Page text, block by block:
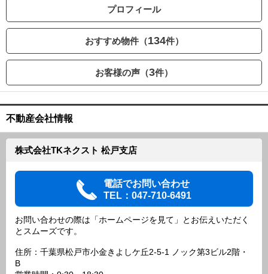
プロフィール
おすすめ物件（134件）
お客様の声（3件）
不動産会社情報
株式会社TKネクスト 松戸支店
電話でお問い合わせ
TEL：047-710-6491
お問い合わせの際は「ホームページを見て」とお伝えいただく
とスムーズです。
住所：千葉県松戸市小金きよしケ丘2-5-1 ノック第3ビル2階・
B